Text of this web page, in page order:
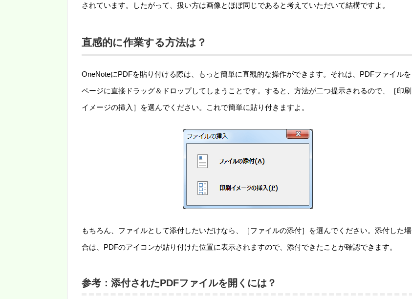
されています。したがって、扱い方は画像とほぼ同じであると考えていただいて結構ですよ。
直感的に作業する方法は？
OneNoteにPDFを貼り付ける際は、もっと簡単に直観的な操作ができます。それは、PDFファイルを
ページに直接ドラッグ＆ドロップしてしまうことです。すると、方法が二つ提示されるので、［印刷
イメージの挿入］を選んでください。これで簡単に貼り付きますよ。
もちろん、ファイルとして添付したいだけなら、［ファイルの添付］を選んでください。添付した場
合は、PDFのアイコンが貼り付けた位置に表示されますので、添付できたことが確認できます。
参考：添付されたPDFファイルを開くには？